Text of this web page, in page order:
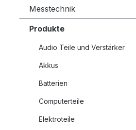
Messtechnik
Produkte
Audio Teile und Verstärker
Akkus
Batterien
Computerteile
Elektroteile